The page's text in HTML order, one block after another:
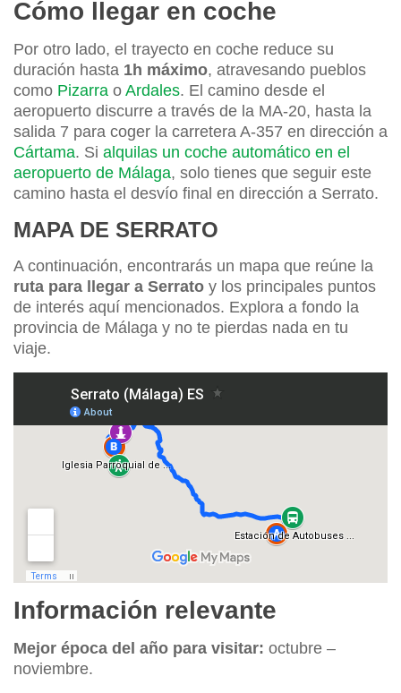
Cómo llegar en coche
Por otro lado, el trayecto en coche reduce su
duración hasta 1h máximo, atravesando pueblos
como Pizarra o Ardales. El camino desde el
aeropuerto discurre a través de la MA-20, hasta la
salida 7 para coger la carretera A-357 en dirección a
Cártama. Si alquilas un coche automático en el
aeropuerto de Málaga, solo tienes que seguir este
camino hasta el desvío final en dirección a Serrato.
MAPA DE SERRATO
A continuación, encontrarás un mapa que reúne la
ruta para llegar a Serrato y los principales puntos
de interés aquí mencionados. Explora a fondo la
provincia de Málaga y no te pierdas nada en tu
viaje.
Información relevante
Mejor época del año para visitar: octubre –
noviembre.